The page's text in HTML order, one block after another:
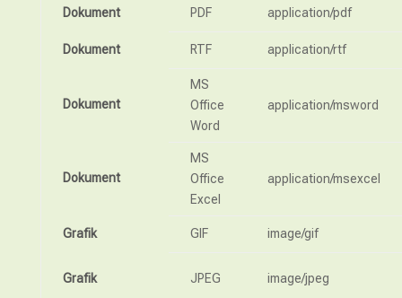
Dokument PDF application/pdf
Dokument RTF application/rtf
Dokument
MS
Office
Word
application/msword
Dokument
MS
Office
Excel
application/msexcel
Grafik GIF image/gif
Grafik JPEG image/jpeg